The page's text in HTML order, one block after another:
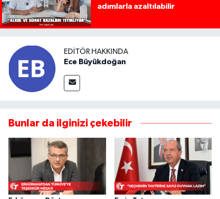
adımlarla azaltılabilir
EDITÖR HAKKINDA
Ece Büyükdoğan
Bunlar da ilginizi çekebilir